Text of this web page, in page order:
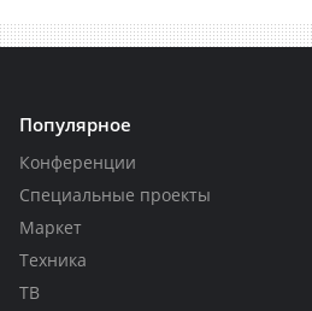
Популярное
Конференции
Специальные проекты
Маркет
Техника
ТВ